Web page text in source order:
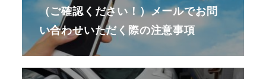
（ご確認ください！）メールでお問
い合わせいただく際の注意事項